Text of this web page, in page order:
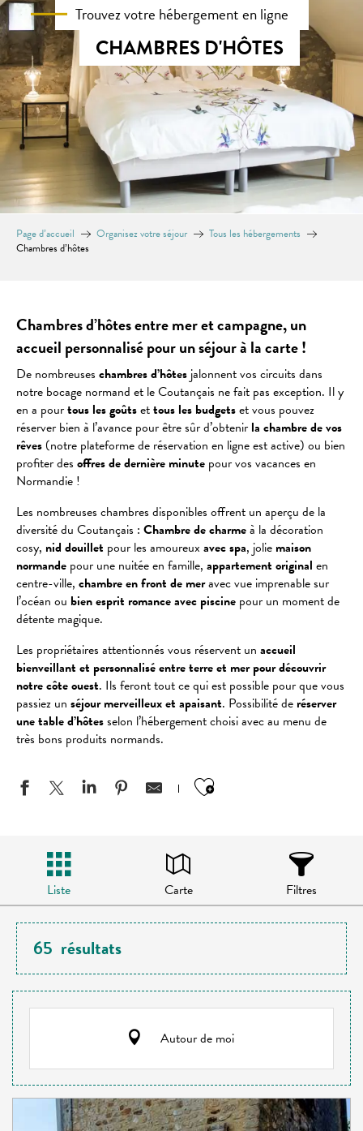
Trouvez votre hébergement en ligne
CHAMBRES D'HÔTES
Page d’accueil Organisez votre séjour
Tous les hébergements
Chambres d’hôtes
Chambres d’hôtes entre mer et campagne, un
accueil personnalisé pour un séjour à la carte !
De nombreuses chambres d’hôtes jalonnent vos circuits dans
notre bocage normand et le Coutançais ne fait pas exception. Il y
en a pourtous les goûtsettous les budgetset vous pouvez
réserver bien à l’avance pour être sûr d’obtenir la chambre de vos
rêves (notre plateforme de réservation en ligne est active) ou bien
profiter des offres de dernière minute pour vos vacances en
Normandie !
Les nombreuses chambres disponibles offrent un aperçu de la
diversité du Coutançais : Chambre de charmeà la décoration
cosy, nid douillet pour les amoureux avec spa, jolie maison
normande pour une nuitée en famille, appartement original en
centre-ville, chambre en front de meravec vue imprenable sur
l’océan ou bien esprit romance avec piscine pour un moment de
détente magique.
Les propriétaires attentionnés vous réservent un accueil
bienveillant et personnalisé entre terre et mer pour découvrir
notre côte ouest. Ils feront tout ce qui est possible pour que vous
passiez un séjour merveilleux et apaisant. Possibilité de réserver
une table d’hôtesselon l’hébergement choisi avec au menu de
très bons produits normands.
Ajouter aux
Liste Carte Filtres
65 résultats
Autour de moi